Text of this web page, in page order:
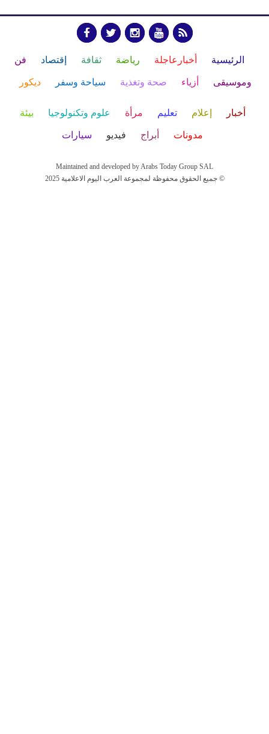
الرئيسية أخبارعاجلة رياضة ثقافة إقتصاد فن
وموسيقى أزياء صحة وتغذية سياحة وسفر ديكور
أخبار إعلام تعليم مرأة علوم وتكنولوجيا بيئة
مدونات أبراج فيديو سيارات
Maintained and developed by Arabs Today Group SAL
جميع الحقوق محفوظة لمجموعة العرب اليوم الاعلامية 2025 ©